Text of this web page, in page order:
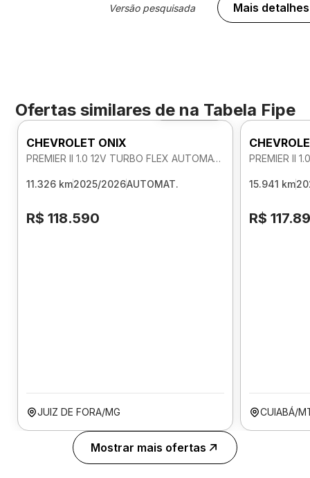
Versão pesquisada Mais detalhes
Ofertas similares de na Tabela Fipe
Foto 360º
CHEVROLET ONIX
PREMIER II 1.0 12V TURBO FLEX AUTOMATICO
11.326 km2025/2026AUTOMAT.
R$ 118.590
JUIZ DE FORA/MG
15.941 km
R$
CUIABÁ/
Mostrar mais ofertas